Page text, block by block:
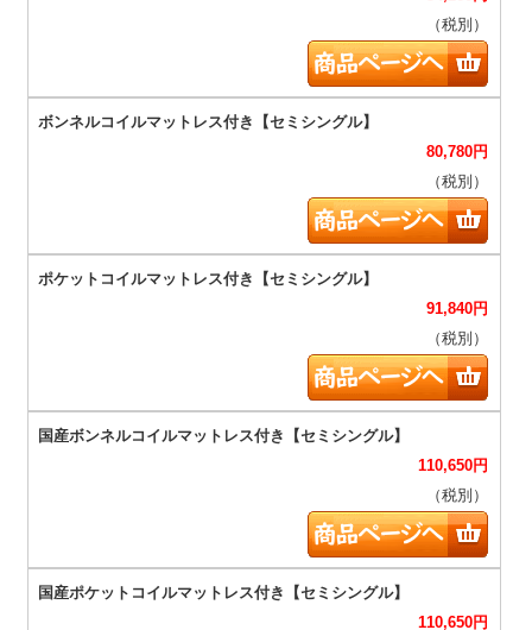
（税別）
80,780円
（税別）
91,840円
（税別）
110,650円
（税別）
110,650円